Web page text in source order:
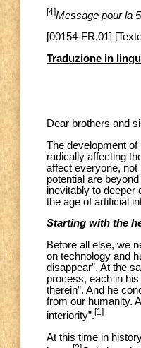
[4]Message pour la
[00154-FR.01]
Traduzione in
Dear brothers and
The development
radically affecting
affect everyone,
potential are
inevitably to deeper
the age of artificial
Starting with the
Before all else, we
on technology and
disappear”. At the
process, each in
therein”. And he
from our humanity.
interiority”.[1]
At this time in